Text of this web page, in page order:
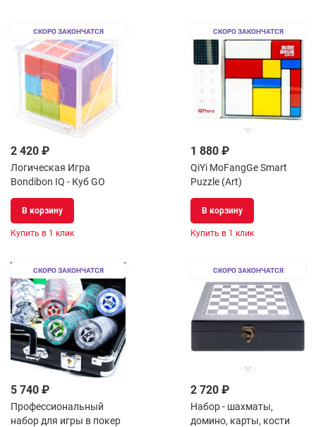
СКОРО ЗАКОНЧАТСЯ
2 420 ₽
Логическая Игра
Bondibon IQ - Куб GO
В корзину
Купить в 1 клик
СКОРО ЗАКОНЧАТСЯ
1 880 ₽
QiYi MoFangGe Smart
Puzzle (Art)
В корзину
Купить в 1 клик
СКОРО ЗАКОНЧАТСЯ
5 740 ₽
Профессиональный
набор для игры в покер
СКОРО ЗАКОНЧАТСЯ
2 720 ₽
Набор - шахматы,
домино, карты, кости